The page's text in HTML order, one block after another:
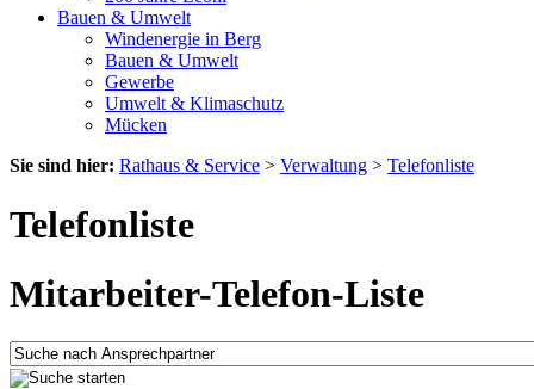
Bauen & Umwelt
Windenergie in Berg
Bauen & Umwelt
Gewerbe
Umwelt & Klimaschutz
Mücken
Sie sind hier: Rathaus & Service > Verwaltung > Telefonliste
Telefonliste
Mitarbeiter-Telefon-Liste